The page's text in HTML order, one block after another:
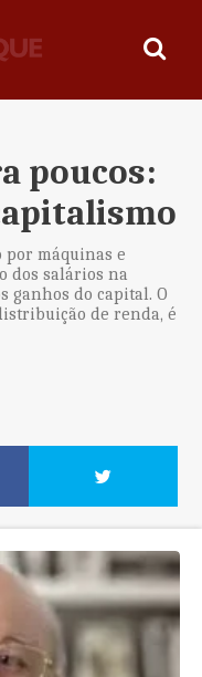
poucos:
máquinas e
dos salários na
ganhos do capital. O
de renda, é